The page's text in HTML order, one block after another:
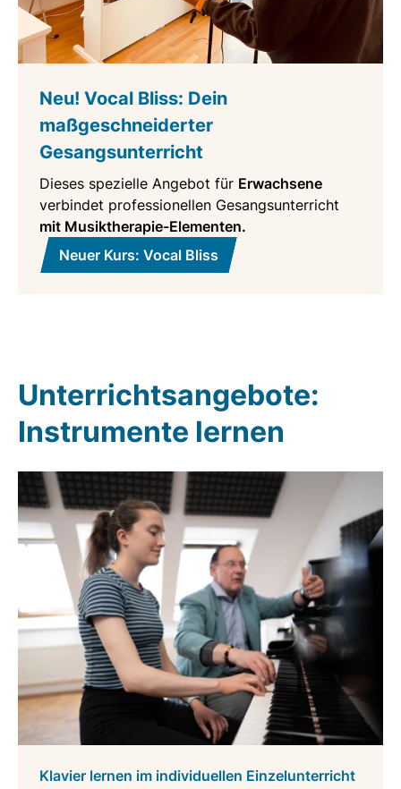
Neu! Vocal Bliss: Dein
maßgeschneiderter
Gesangsunterricht
Dieses spezielle Angebot für Erwachsene
verbindet professionellen Gesangsunterricht
mit Musiktherapie-Elementen.
Neuer Kurs: Vocal Bliss
Unterrichtsangebote:
Instrumente lernen
Klavier lernen im individuellen Einzelunterricht